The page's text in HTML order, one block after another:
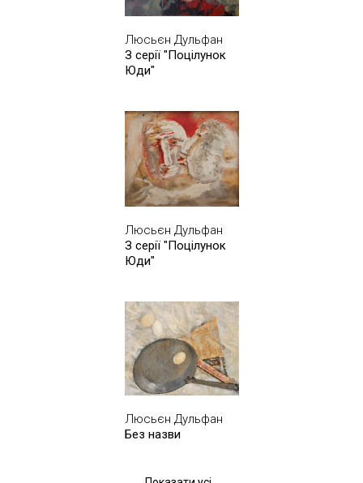
Люсьєн Дульфан
З серії "Поцілунок
Юди"
Люсьєн Дульфан
З серії "Поцілунок
Юди"
Люсьєн Дульфан
Без назви